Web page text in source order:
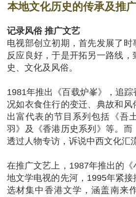
本地文化历史的传承及推
记录风俗 推广文艺
电视部创立初期，首先发展了时
反应良好，于是开拓另一路线，
史、文化及风俗。
1981年推出《百载炉峯》，追
况如衣食住行的变迁、典故和风
出富代表的节目系列包括《吾
羽》及《香港历史系列》等。而
透过人物专访，诉说中西文化汇
在推广文艺上，1987年推出的
地文学电视的先河，1995年紧接
选材集中香港文学，涵盖南来